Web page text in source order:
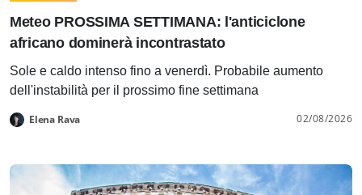
Meteo PROSSIMA SETTIMANA: l'anticiclone
africano dominerà incontrastato
Sole e caldo intenso fino a venerdì. Probabile aumento
dell'instabilità per il prossimo fine settimana
Elena Rava 02/08/2026